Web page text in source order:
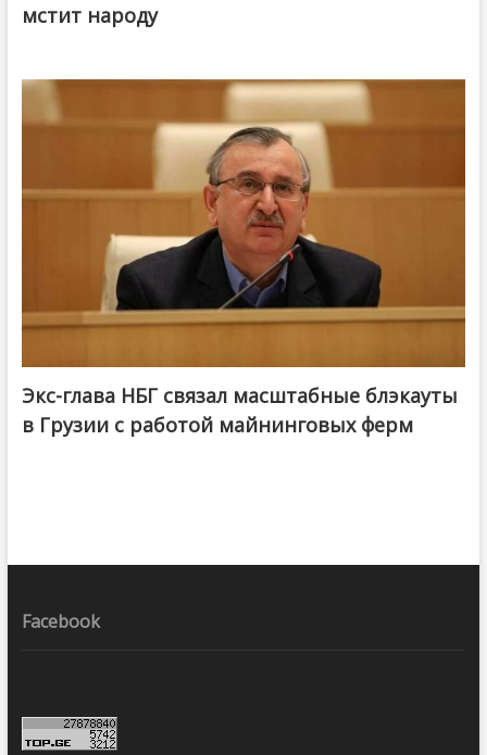
мстит народу
Экс-глава НБГ связал масштабные блэкауты
в Грузии с работой майнинговых ферм
Facebook